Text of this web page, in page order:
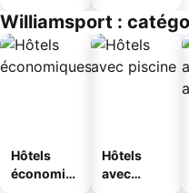
Williamsport :
Hôtels
économiq
Hôtels
avec